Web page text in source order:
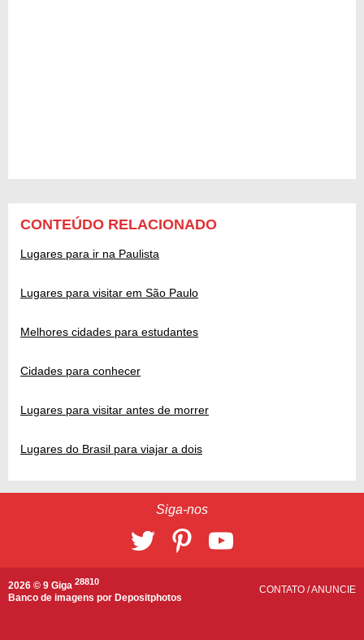
CONTEÚDO RELACIONADO
Lugares para ir na Paulista
Lugares para visitar em São Paulo
Melhores cidades para estudantes
Cidades para conhecer
Lugares para visitar antes de morrer
Lugares do Brasil para viajar a dois
Siga-nos
2026 © 9 Giga 28810
Banco de imagens por Depositphotos
CONTATO /ANUNCIE